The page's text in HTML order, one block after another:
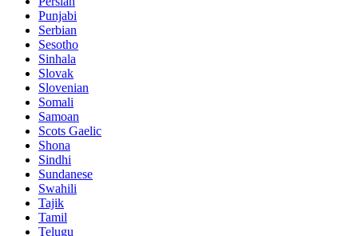
Punjabi
Serbian
Sesotho
Sinhala
Slovak
Slovenian
Somali
Samoan
Scots Gaelic
Shona
Sindhi
Sundanese
Swahili
Tajik
Tamil
Telugu